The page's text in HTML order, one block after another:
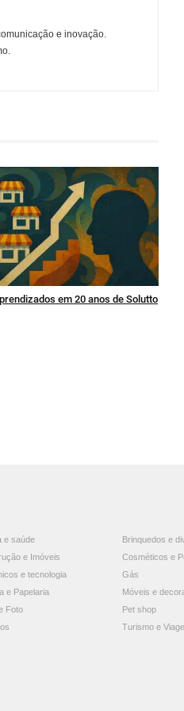
e inovação.
em 20 anos de Solutto
e saúde
Brinquedos e
e Imóveis
Cosméticos e
e tecnologia
Gás
e Papelaria
Móveis e
Foto
Pet shop
Turismo e